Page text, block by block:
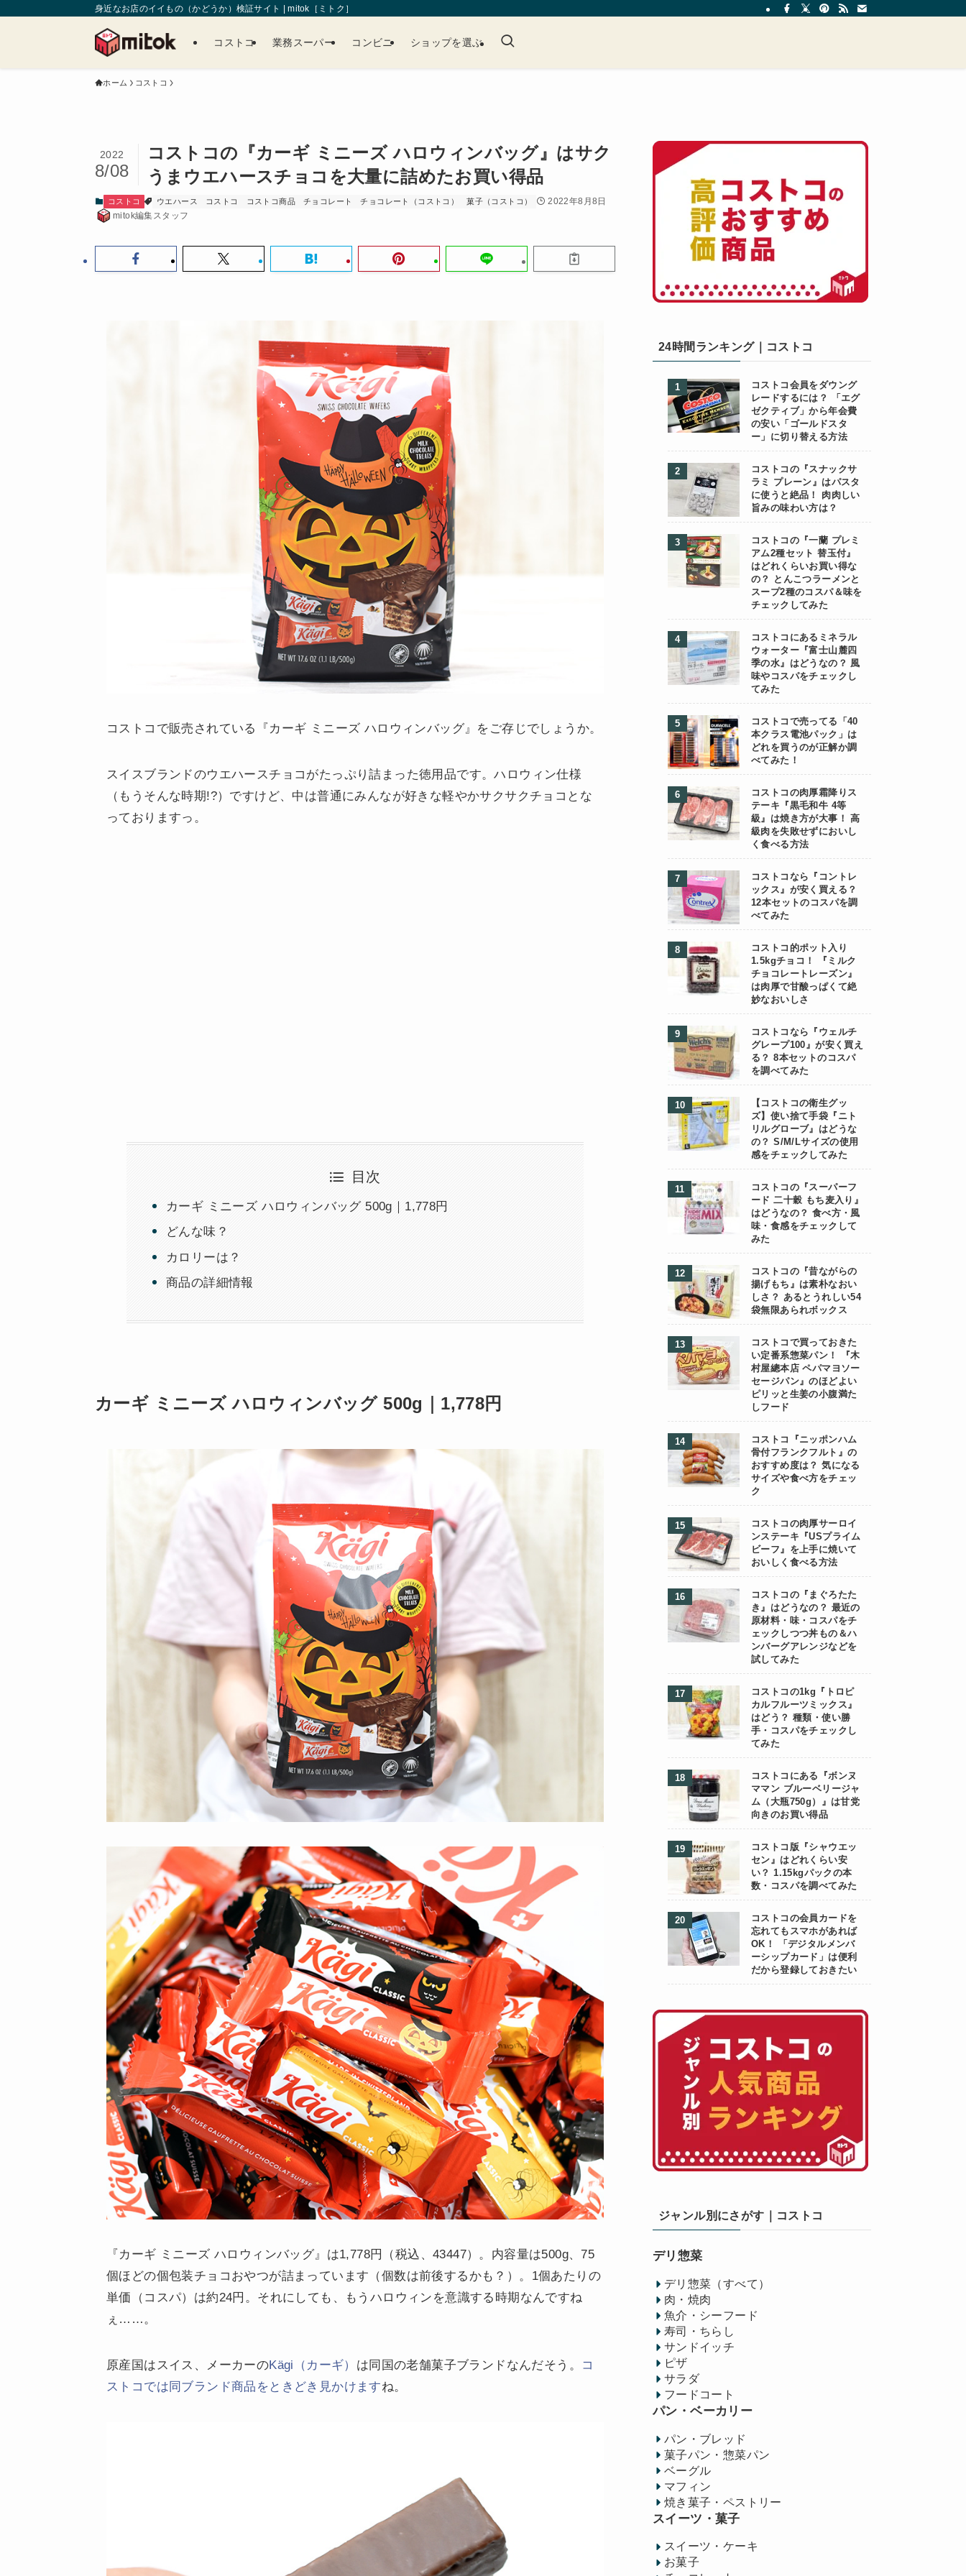
身近なお店のイイもの（かどうか）検証サイト | mitok［ミトク］
コストコ 業務スーパー コンビニ ショップを選ぶ
ホーム コストコ
コストコの『カーギ ミニーズ ハロウィンバッグ』はサク
うまウエハースチョコを大量に詰めたお買い得品
2022
8/08
コストコ ウエハース コストコ コストコ商品 チョコレート チョコレート（コストコ） 菓子（コストコ）
2022年8月8日
mitok編集スタッフ
コストコで販売されている『カーギ ミニーズ ハロウィンバッグ』をご存じでしょうか。
スイスブランドのウエハースチョコがたっぷり詰まった徳用品です。ハロウィン仕様
（もうそんな時期!?）ですけど、中は普通にみんなが好きな軽やかサクサクチョコとな
っておりますっ。
目次
カーギ ミニーズ ハロウィンバッグ 500g｜1,778円
どんな味？
カロリーは？
商品の詳細情報
カーギ ミニーズ ハロウィンバッグ 500g｜1,778円
『カーギ ミニーズ ハロウィンバッグ』は1,778円（税込、43447）。内容量は500g、75
個ほどの個包装チョコおやつが詰まっています（個数は前後するかも？）。1個あたりの
単価（コスパ）は約24円。それにしても、もうハロウィンを意識する時期なんですね
ぇ……。
原産国はスイス、メーカーのKägi（カーギ） は同国の老舗菓子ブランドなんだそう。
コ
ストコでは同ブランド商品をときどき見かけますね。
24時間ランキング｜コストコ
コストコ会員をダウング
レードするには？ 「エグ
ゼクティブ」から年会費
の安い「ゴールドスタ
ー」に切り替える方法
コストコの『スナックサ
ラミ プレーン』はパスタ
に使うと絶品！ 肉肉しい
旨みの味わい方は？
コストコの『一蘭 プレミ
アム2種セット 替玉付』
はどれくらいお買い得な
の？ とんこつラーメンと
スープ2種のコスパ＆味を
チェックしてみた
コストコにあるミネラル
ウォーター『富士山麓四
季の水』はどうなの？ 風
味やコスパをチェックし
てみた
コストコで売ってる「40
本クラス電池パック」は
どれを買うのが正解か調
べてみた！
コストコの肉厚霜降りス
テーキ『黒毛和牛 4等
級』は焼き方が大事！ 高
級肉を失敗せずにおいし
く食べる方法
コストコなら『コントレ
ックス』が安く買える？
12本セットのコスパを調
べてみた
コストコ的ポット入り
1.5kgチョコ！ 『ミルク
チョコレートレーズン』
は肉厚で甘酸っぱくて絶
妙なおいしさ
コストコなら『ウェルチ
グレープ100』が安く買え
る？ 8本セットのコスパ
を調べてみた
【コストコの衛生グッ
ズ】使い捨て手袋『ニト
リルグローブ』はどうな
の？ S/M/Lサイズの使用
感をチェックしてみた
コストコの『スーパーフ
ード 二十穀 もち麦入り』
はどうなの？ 食べ方・風
味・食感をチェックして
みた
コストコの『昔ながらの
揚げもち』は素朴なおい
しさ？ あるとうれしい54
袋無限あられボックス
コストコで買っておきた
い定番系惣菜パン！ 『木
村屋總本店 ペパマヨソー
セージパン』のほどよい
ピリッと生姜の小腹満た
しフード
コストコ『ニッポンハム
骨付フランクフルト』の
おすすめ度は？ 気になる
サイズや食べ方をチェッ
ク
コストコの肉厚サーロイ
ンステーキ『USプライム
ビーフ』を上手に焼いて
おいしく食べる方法
コストコの『まぐろたた
き』はどうなの？ 最近の
原材料・味・コスパをチ
ェックしつつ丼もの＆ハ
ンバーグアレンジなどを
試してみた
コストコの1kg『トロピ
カルフルーツミックス』
はどう？ 種類・使い勝
手・コスパをチェックし
てみた
コストコにある『ボンヌ
ママン ブルーベリージャ
ム（大瓶750g）』は甘党
向きのお買い得品
コストコ版『シャウエッ
セン』はどれくらい安
い？ 1.15kgパックの本
数・コスパを調べてみた
コストコの会員カードを
忘れてもスマホがあれば
OK！ 「デジタルメンバ
ーシップカード」は便利
だから登録しておきたい
ジャンル別にさがす｜コストコ
デリ惣菜
デリ惣菜（すべて）
肉・焼肉
魚介・シーフード
寿司・ちらし
サンドイッチ
ピザ
サラダ
フードコート
パン・ベーカリー
パン・ブレッド
菓子パン・惣菜パン
ベーグル
マフィン
焼き菓子・ペストリー
スイーツ・菓子
スイーツ・ケーキ
お菓子